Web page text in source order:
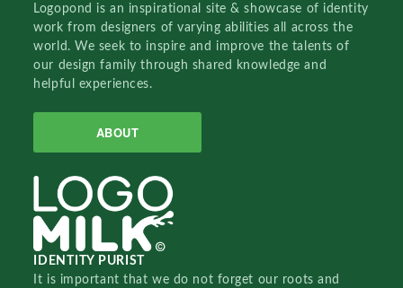
Logopond is an inspirational site & showcase of identity
work from designers of varying abilities all across the
world. We seek to inspire and improve the talents of
our design family through shared knowledge and
helpful experiences.
ABOUT
IDENTITY PURIST
It is important that we do not forget our roots and